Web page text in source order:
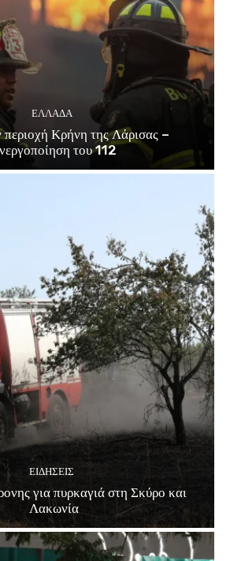
ΕΛΛΑΔΑ
Κρήνη της Λάρισας –
του 112
ΕΙΔΗΣΕΙΣ
για πυρκαγιά στη Σκύρο και
Λακωνία